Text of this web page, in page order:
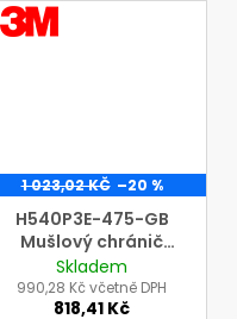
VÝROBCE
3M
1 023,02 KČ –20 %
H540P3E-475-GB
Mušlový chránič
sluchu 3M Peltor
OPTIME III s úchytem
P3E na přilbu 3M
Skladem
990,28 Kč včetně DPH
818,41 Kč